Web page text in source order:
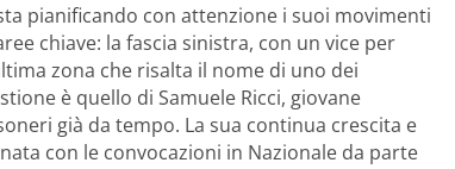
pianificando con attenzione i suoi movimenti
chiave: la fascia sinistra, con un vice per
zona che risalta il nome di uno dei
è quello di Samuele Ricci, giovane
già da tempo. La sua continua crescita e
con le convocazioni in Nazionale da parte